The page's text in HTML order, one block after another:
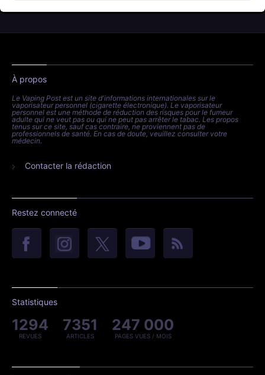
À propos
Le Vaping Post est un site d'informations internationales sur le
vaporisateur personnel (cigarette électronique). Le vaporisateur
personnel est une méthode de réduction des risques pour le fumeur
adulte qui ne veut pas ou qui ne peut pas arrêter le tabac. Les propos
tenus sur ce site, sauf cas contraire, ne proviennent pas de
professionnels de santé. En cas de doute, veuillez consulter votre
médecin.
Contacter la rédaction
Restez connecté
Statistiques
1294
REVUES
7351
ARTICLES
247 000
PAGES VUES / MOIS